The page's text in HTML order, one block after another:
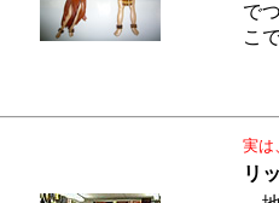
で
こ
実は
リ